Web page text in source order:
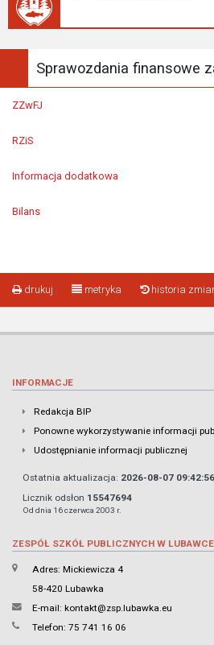
Sprawozdania finansowe
ZZwFJ
RZiS
Informacja dodatkowa
Bilans
drukuj metryka historia
INFORMACJE
Redakcja BIP
Ponowne wykorzystywanie informacji
Udostępnianie informacji publicznej
Ostatnia aktualizacja: 2026-08-07 09:42:56
Licznik odsłon 15547694
Od dnia 16 czerwca 2003 r.
ZESPÓŁ SZKÓŁ PUBLICZNYCH W LUBAWCE
Adres: Mickiewicza 4
58-420 Lubawka
E-mail: kontakt@zsp.lubawka.eu
Telefon: 75 741 16 06